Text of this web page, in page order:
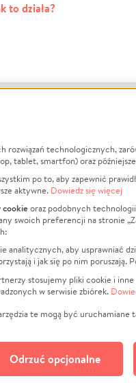
to działa?
Informacje
Jak to działa?
Regulamin
Polityka Prywatności
Kontakt
Porównanie serwisów
Polityka plików cookie
Zarządzaj zgodami cookie
Polski
rozwiązań technologicznych,
tablet, smartfon) oraz
po to, aby zapewnić
aktywne. Dowiedz się więcej
cookieoraz podobnych
swoich preferencji na stronie
analitycznych, aby usprawniać
i jak się po nim
stosujemy pliki cookie i
w serwisie zbiórek.
te mogą być
Odrzuć opcjonalne